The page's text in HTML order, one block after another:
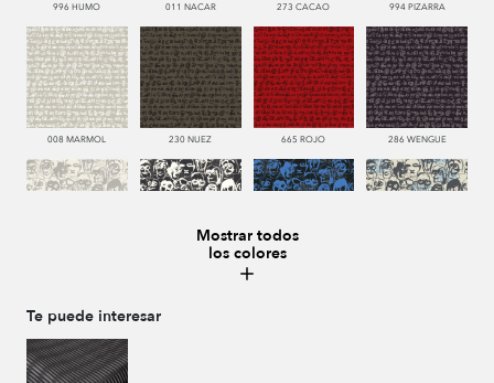
996 HUMO 011 NACAR 273 CACAO 994 PIZARRA
008 MARMOL 230 NUEZ 665 ROJO 286 WENGUE
Mostrar todos
los colores
Te puede interesar